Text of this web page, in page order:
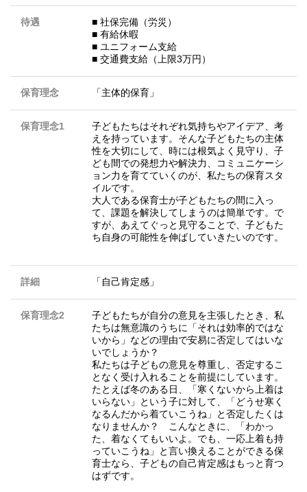
待遇
■ 社保完備（労災）
■ 有給休暇
■ ユニフォーム支給
■ 交通費支給（上限3万円）
保育理念 「主体的保育」
保育理念1
子どもたちはそれぞれ気持ちやアイデア、考
えを持っています。そんな子どもたちの主体
性を大切にして、時には根気よく見守り、子
ども間での発想力や解決力、コミュニケーシ
ョン力を育てていくのが、私たちの保育スタ
イルです。
大人である保育士が子どもたちの間に入っ
て、課題を解決してしまうのは簡単です。で
すが、あえてぐっと見守ることで、子どもた
ち自身の可能性を伸ばしていきたいのです。
詳細 「自己肯定感」
保育理念2
子どもたちが自分の意見を主張したとき、私
たちは無意識のうちに「それは効率的ではな
いから」などの理由で安易に否定してはいな
いでしょうか？
私たちは子どもの意見を尊重し、否定するこ
となく受け入れることを前提にしています。
たとえば冬のある日、「寒くないから上着は
いらない」という子に対して、「どうせ寒く
なるんだから着ていこうね」と否定したくは
なりませんか？ こんなときに、「わかっ
た、着なくてもいいよ。でも、一応上着も持
っていこうね」と言い換えることができる保
育士なら、子どもの自己肯定感はもっと育つ
はずです。